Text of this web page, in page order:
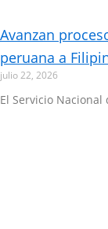
Avanzan
peruana a
julio 22, 2026
El Servicio